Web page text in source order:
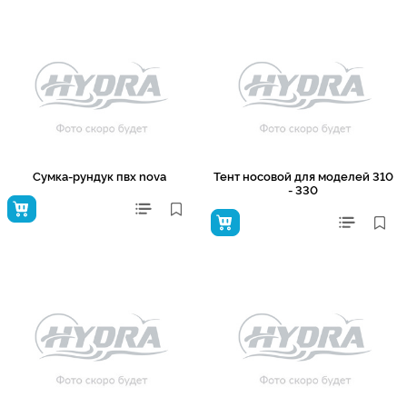
Сумка-рундук пвх nova
Тент носовой для моделей 310
- 330